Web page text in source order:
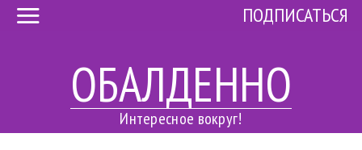
ОБАЛДЕННО
Интересное вокруг!
ПОДПИСАТЬСЯ